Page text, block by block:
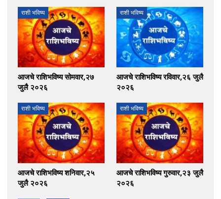
राशी भविष्य
आजचे राशिभविष्य सोमवार,२७
जुलै २०२६
राशी भविष्य
आजचे राशिभविष्य रविवार,२६ जुलै
२०२६
राशी भविष्य
आजचे राशिभविष्य शनिवार,२५
जुलै २०२६
राशी भविष्य
आजचे राशिभविष्य गुरुवार,२३ जुलै
२०२६